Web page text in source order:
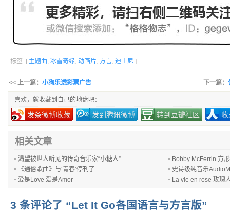
标签: [ 主题曲, 冰雪奇缘, 动画片, 方言, 迪士尼 ]
<< 上一篇： 小狗乐透彩票广告 下一篇：
喜欢，就收藏到自己的地盘吧：
发条微博收藏 发到腾讯微博 转到豆瓣社区
相关文章
渴望被世人听见的传奇音乐家“小糖人”
Bobby McFerrin 方
《通俗歌曲》与‘青春’停刊了
史诗级纯音乐
爱是Love 爱是Amor
La vie en rose 玫瑰
3 条评论了 “Let It Go各国语言与方言版”